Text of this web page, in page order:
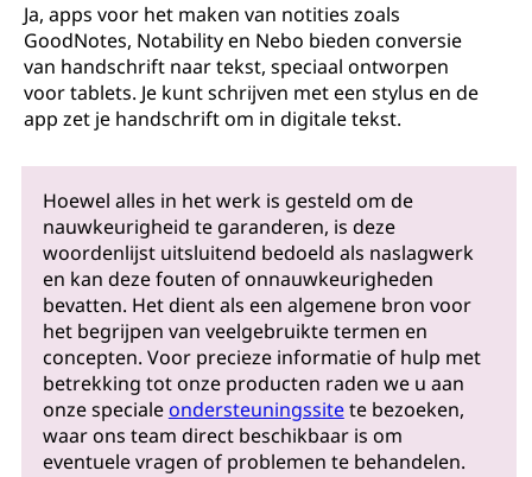
Ja, apps voor het maken van notities zoals
GoodNotes, Notability en Nebo bieden conversie
van handschrift naar tekst, speciaal ontworpen
voor tablets. Je kunt schrijven met een stylus en de
app zet je handschrift om in digitale tekst.
Hoewel alles in het werk is gesteld om de
nauwkeurigheid te garanderen, is deze
woordenlijst uitsluitend bedoeld als naslagwerk
en kan deze fouten of onnauwkeurigheden
bevatten. Het dient als een algemene bron voor
het begrijpen van veelgebruikte termen en
concepten. Voor precieze informatie of hulp met
betrekking tot onze producten raden we u aan
onze specialeondersteuningssitete bezoeken,
waar ons team direct beschikbaar is om
eventuele vragen of problemen te behandelen.